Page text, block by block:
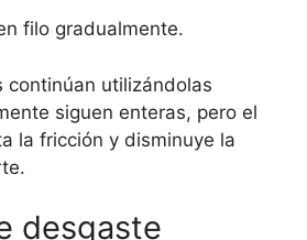
filo gradualmente.
continúan utilizándolas
siguen enteras, pero el
la fricción y disminuye la
desgaste